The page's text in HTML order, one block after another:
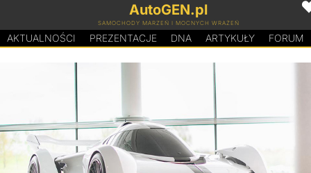
AutoGEN.pl
SAMOCHODY MARZEŃ I MOCNYCH WRAŻEŃ
AKTUALNOŚCI PREZENTACJE DNA ARTYKUŁY FORUM